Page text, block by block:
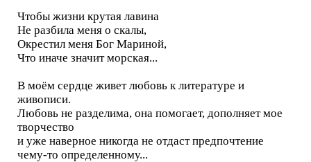
Чтобы жизни крутая лавина
Не разбила меня о скалы,
Окрестил меня Бог Мариной,
Что иначе значит морская...
В моём сердце живет любовь к литературе и
живописи.
Любовь не разделима, она помогает, дополняет мое
творчество
и уже наверное никогда не отдаст предпочтение
чему-то определенному...